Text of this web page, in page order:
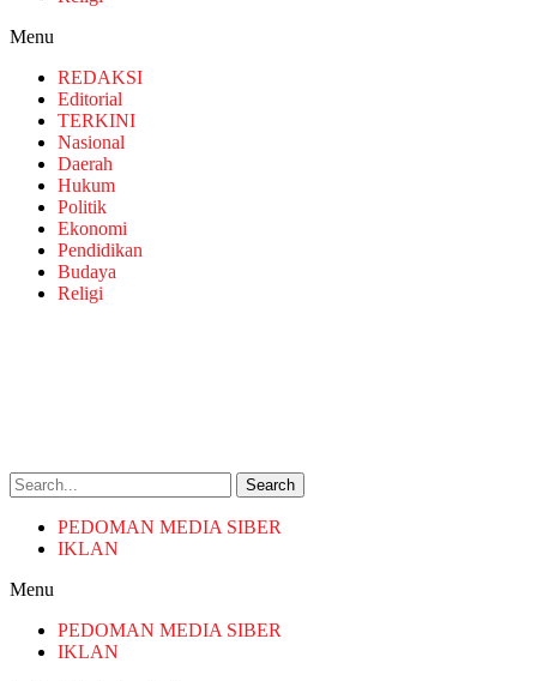
Menu
REDAKSI
Editorial
TERKINI
Nasional
Daerah
Hukum
Politik
Ekonomi
Pendidikan
Budaya
Religi
Search
PEDOMAN MEDIA SIBER
IKLAN
Menu
PEDOMAN MEDIA SIBER
IKLAN